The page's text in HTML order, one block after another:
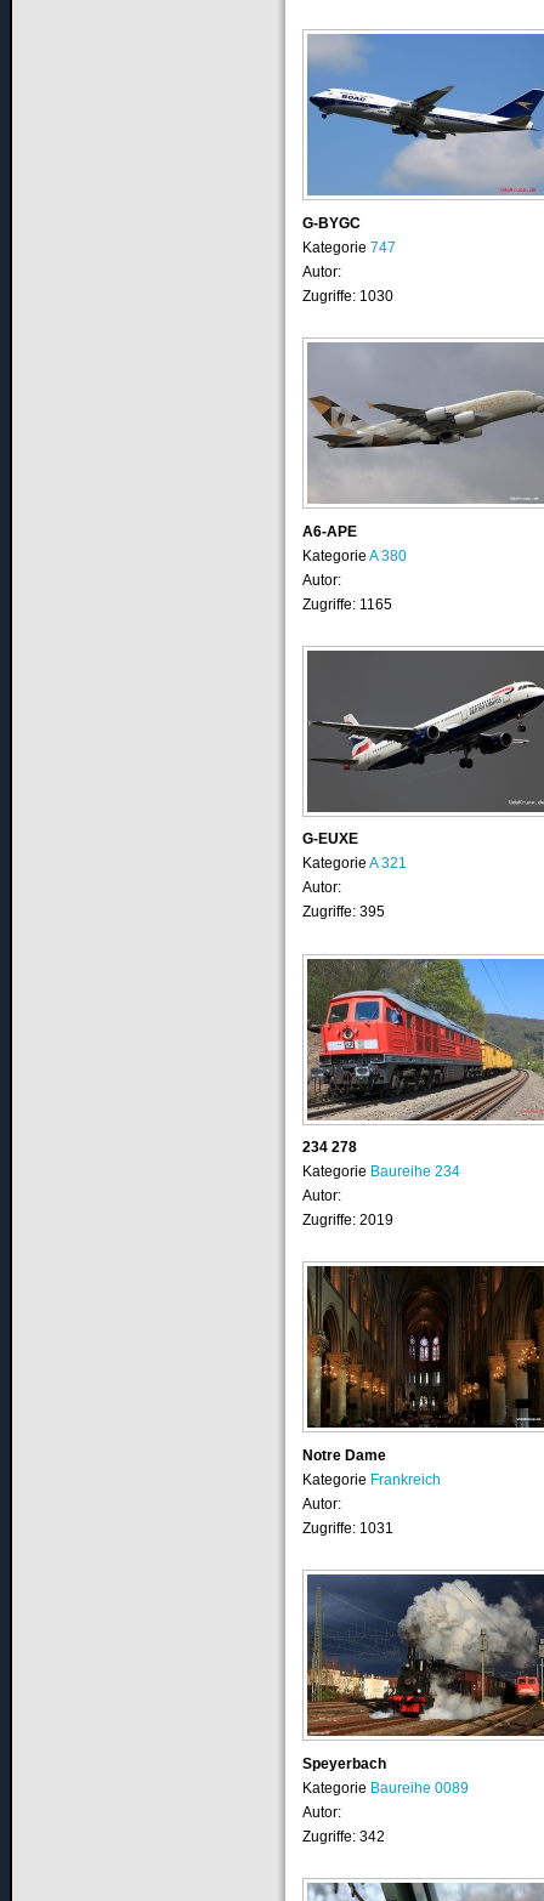
G-BYGC
Kategorie747
Autor:
Zugriffe: 1030
A6-APE
KategorieA 380
Autor:
Zugriffe: 1165
G-EUXE
KategorieA 321
Autor:
Zugriffe: 395
234 278
Kategorie Baureihe 234
Autor:
Zugriffe: 2019
Notre Dame
Kategorie Frankreich
Autor:
Zugriffe: 1031
Speyerbach
Kategorie Baureihe 0089
Autor:
Zugriffe: 342